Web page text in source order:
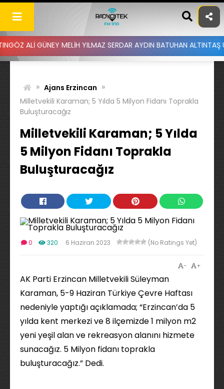
Skip
content
MELİH YILMAZ SERDAR AYDIN BATUHAN ALTINTAŞ UYGAR
» Ajans Erzincan »
Milletvekili Karaman; 5 Yılda 5 Milyon Fidanı Toprakla
Buluşturacağız
Milletvekili Karaman; 5 Yılda
5 Milyon Fidanı Toprakla
Buluşturacağız
0 320 6 Haziran 2023 (No Ratings Yet)
+
-
AK Parti Erzincan Milletvekili Süleyman
Karaman, 5-9 Haziran Türkiye Çevre Haftası
nedeniyle yaptığı açıklamada; “Erzincan’da 5
yılda kent merkezi ve 8 ilçemizde 1 milyon m2
yeni yeşil alan ve rekreasyon alanını hizmete
sunacağız. 5 Milyon fidanı toprakla
buluşturacağız.” Dedi.